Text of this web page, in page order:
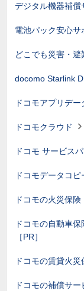
デジタル機器補償
電池パック安心サ
どこでも災害・避
docomo Starlink
ドコモアプリデ
ドコモクラウド
ドコモ サービス
ドコモデータコピ
ドコモの火災保険
ドコモの自動車
［PR］
ドコモの賃貸火災
ドコモの補償サ